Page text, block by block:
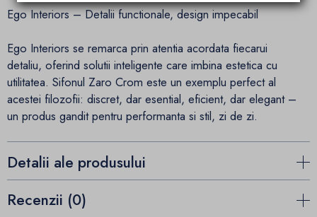
Ego Interiors – Detalii functionale, design impecabil
Ego Interiors se remarca prin atentia acordata fiecarui
detaliu, oferind solutii inteligente care imbina estetica cu
utilitatea. Sifonul Zaro Crom este un exemplu perfect al
acestei filozofii: discret, dar esential, eficient, dar elegant –
un produs gandit pentru performanta si stil, zi de zi.
Detalii ale produsului
Recenzii (0)